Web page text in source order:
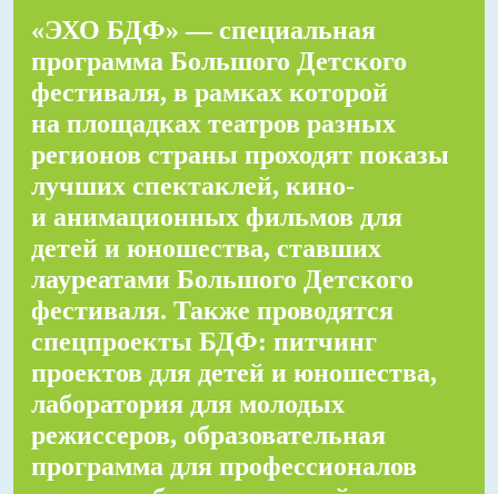
«ЭХО БДФ» — специальная
программа Большого Детского
фестиваля, в рамках которой
на площадках театров разных
регионов страны проходят показы
лучших спектаклей, кино-
и анимационных фильмов для
детей и юношества, ставших
лауреатами Большого Детского
фестиваля. Также проводятся
спецпроекты БДФ: питчинг
проектов для детей и юношества,
лаборатория для молодых
режиссеров, образовательная
программа для профессионалов